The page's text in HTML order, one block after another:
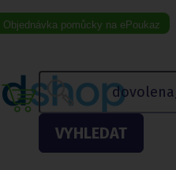
Objednávka pomůcky na ePoukaz
VYHLEDAT